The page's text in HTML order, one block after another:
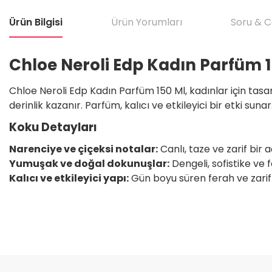
Ürün Bilgisi Ürün Yorumları Soru &
Chloe Neroli Edp Kadın Parfüm
Chloe Neroli Edp Kadın Parfüm 150 Ml, kadınlar için
derinlik kazanır. Parfüm, kalıcı ve etkileyici bir etki sunar.
Koku Detayları
Narenciye ve çiçeksi notalar:Canlı, taze ve zarif bir
Yumuşak ve doğal dokunuşlar: Dengeli, sofistike
Kalıcı ve etkileyici yapı:Gün boyu süren ferah ve zarif